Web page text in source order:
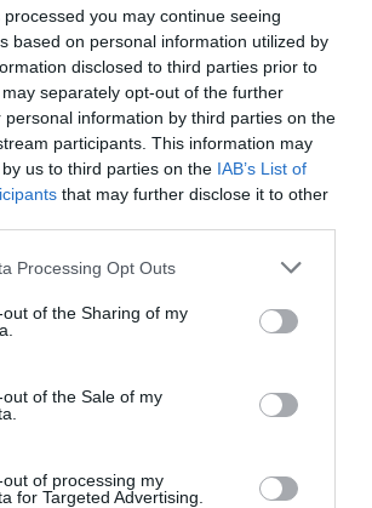
you may continue seeing
based on personal information utilized by
disclosed to third parties prior to
separately opt-out of the further
personal information by third parties on the
participants. This information may
us to third parties on the IAB’s List of
that may further disclose it to other
Processing Opt Outs
of the Sharing of my
of the Sale of my
of processing my
for Targeted Advertising.
ΔΡΑΜΑΤΙΚΗ - ΚΟΙΝΩΝΙΚΗ
ΝΤΟΚΙΜΑΝΤΕΡ - ΙΣΤΟΡΙΚΕΣ ΤΑΙΝΙΕΣ
στο e-mail σας τα τελευταία νέα για
Πολιτισμό!
Ακολουθήστε το Culturenow.gr